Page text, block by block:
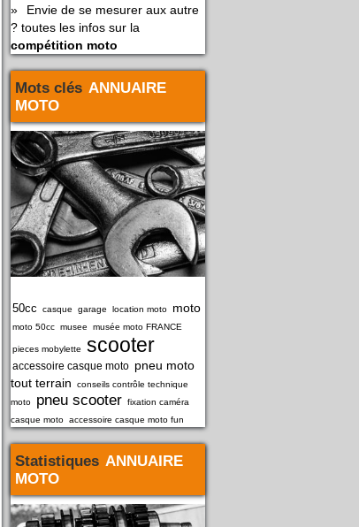
»
Envie de se mesurer aux autre
? toutes les infos sur la
compétition moto
Mots clés ANNUAIRE
MOTO
50cc casque garage location moto moto
moto 50cc musee musée moto FRANCE
pieces mobylette scooter
accessoire casque moto pneu moto
tout terrain
conseils contrôle technique
moto
pneu scooter fixation caméra
casque moto accessoire casque moto fun
Statistiques ANNUAIRE
MOTO